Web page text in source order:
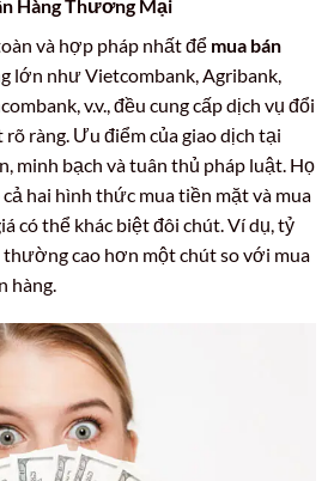
Hàng Thương Mại
và hợp pháp nhất để mua bán
lớn như Vietcombank, Agribank,
v.v., đều cung cấp dịch vụ đổi
ràng. Ưu điểm của giao dịch tại
minh bạch và tuân thủ pháp luật. Họ
hai hình thức mua tiền mặt và mua
có thể khác biệt đôi chút. Ví dụ, tỷ
thường cao hơn một chút so với mua
hàng.